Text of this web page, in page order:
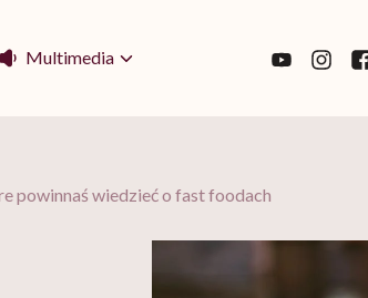
Multimedia
powinnaś wiedzieć o fast foodach